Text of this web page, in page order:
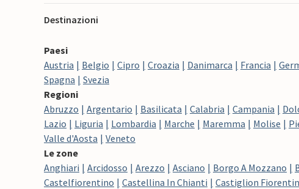
Destinazioni
Paesi
Austria
Belgio Cipro Croazia Danimarca Francia
Spagna
Svezia
Regioni
Abruzzo
Argentario Basilicata Calabria Campania
Lazio
Liguria Lombardia Marche Maremma Molise
Valle d'Aosta
Veneto
Le zone
Anghiari
Arcidosso Arezzo Asciano Borgo A Mozzano
Castelfiorentino
Castellina In Chianti Castiglion